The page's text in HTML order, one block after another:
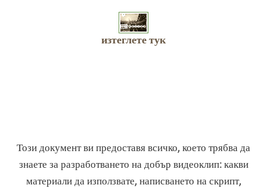
изтеглете тук
Този документ ви предоставя всичко, което трябва да
знаете за разработването на добър видеоклип: какви
материали да използвате, написването на скрипт,